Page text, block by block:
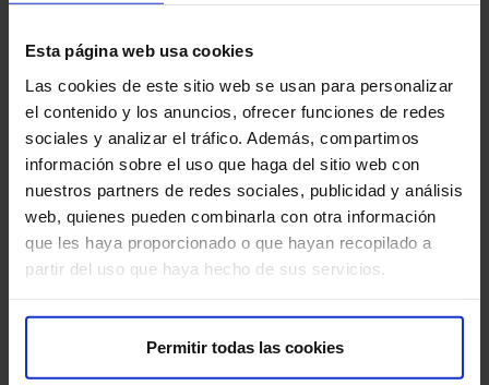
Esta página web usa cookies
Las cookies de este sitio web se usan para personalizar
el contenido y los anuncios, ofrecer funciones de redes
sociales y analizar el tráfico. Además, compartimos
información sobre el uso que haga del sitio web con
nuestros partners de redes sociales, publicidad y análisis
web, quienes pueden combinarla con otra información
que les haya proporcionado o que hayan recopilado a
partir del uso que haya hecho de sus servicios.
Permitir todas las cookies
TAC – Tomografía
computerizada
Te ofrecemos un diagnóstico
completo con la Tomografía
Computarizada (TC) más
innovadora: imágenes de alta
radiación.